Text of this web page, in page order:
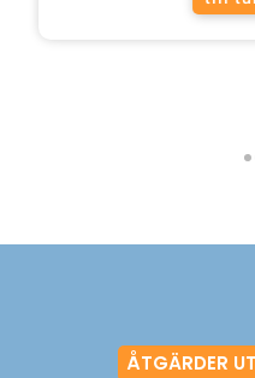
ÅTGÄRDER